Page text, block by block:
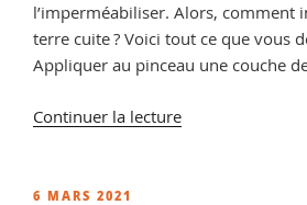
l’imperméabiliser. Alors, comment
terre cuite ? Voici tout ce que vous
Appliquer au pinceau une couche
Continuer la lecturede
PUBLIÉ
6 MARS 2021